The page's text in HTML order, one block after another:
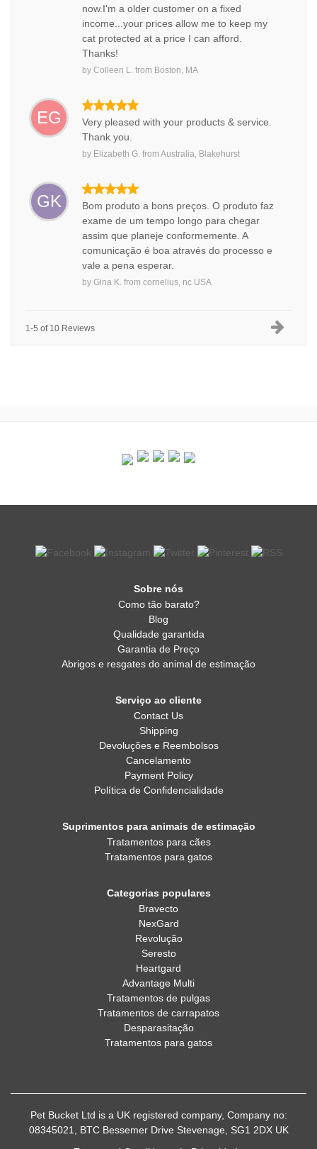
now.I'm a older customer on a fixed
income...your prices allow me to keep my
cat protected at a price I can afford.
Thanks!
by Colleen L. from Boston, MA
EG
Very pleased with your products & service.
Thank you.
by Elizabeth G. from Australia, Blakehurst
GK
Bom produto a bons preços. O produto faz
exame de um tempo longo para chegar
assim que planeje conformemente. A
comunicação é boa através do processo e
vale a pena esperar.
by Gina K. from cornelius, nc USA
1-5 of 10 Reviews
Sobre nós
Como tão barato?
Blog
Qualidade garantida
Garantia de Preço
Abrigos e resgates do animal de estimação
Serviço ao cliente
Contact Us
Shipping
Devoluções e Reembolsos
Cancelamento
Payment Policy
Política de Confidencialidade
Suprimentos para animais de estimação
Tratamentos para cães
Tratamentos para gatos
Categorias populares
Bravecto
NexGard
Revolução
Seresto
Heartgard
Advantage Multi
Tratamentos de pulgas
Tratamentos de carrapatos
Desparasitação
Tratamentos para gatos
Pet Bucket Ltd is a UK registered company, Company no:
08345021, BTC Bessemer Drive Stevenage, SG1 2DX UK